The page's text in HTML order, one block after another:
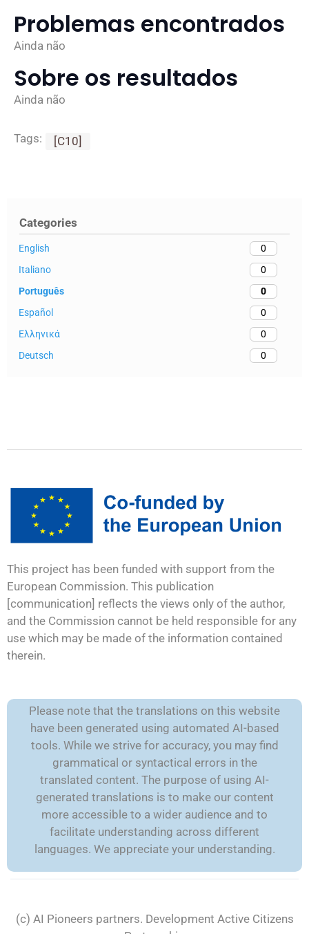
Categories
English
0
Italiano
0
Português
0
Español
0
Ελληνικά
0
Deutsch
0
Problemas encontrados
Ainda não
Sobre os resultados
Ainda não
Tags: [C10]
This project has been funded with support from the
European Commission. This publication
[communication] reflects the views only of the author,
and the Commission cannot be held responsible for any
use which may be made of the information contained
therein.
Please note that the translations on this website
have been generated using automated AI-based
tools. While we strive for accuracy, you may find
grammatical or syntactical errors in the
translated content. The purpose of using AI-
generated translations is to make our content
more accessible to a wider audience and to
facilitate understanding across different
languages. We appreciate your understanding.
(c) AI Pioneers partners. Development Active Citizens